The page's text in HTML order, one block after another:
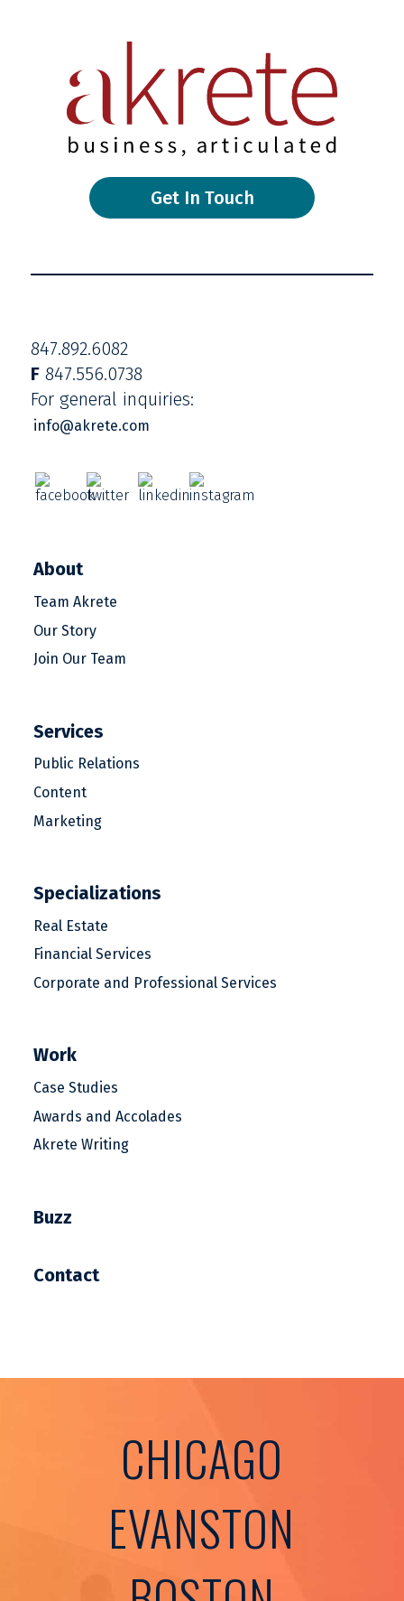
Get In Touch
847.892.6082
F847.556.0738
For general inquiries:
info@akrete.com
About
Team Akrete
Our Story
Join Our Team
Services
Public Relations
Content
Marketing
Specializations
Real Estate
Financial Services
Corporate and Professional Services
Work
Case Studies
Awards and Accolades
Akrete Writing
Buzz
Contact
CHICAGO
EVANSTON